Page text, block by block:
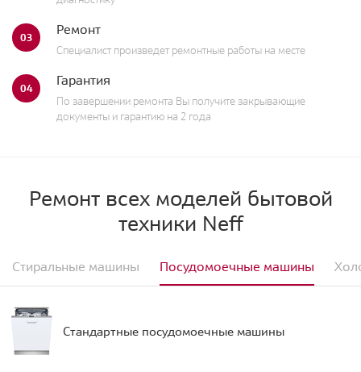
03 Ремонт
Специалист произведет ремонтные работы на месте
04 Гарантия
По завершении ремонта Вы получите закрывающие
документы и гарантию на 2 года
Ремонт всех моделей бытовой
техники Neff
Стиральные машины Посудомоечные машины
Стандартные посудомоечные машины